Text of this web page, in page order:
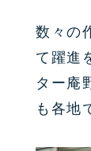
数々の
て躍進
ター庵
も各地